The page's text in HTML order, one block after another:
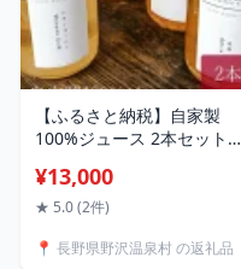
【ふるさと納税】自家製
100%ジュース 2本セット |
ランス 飲み比べ 砂糖不使
用 王林 シナノスイート ふ
秋映 紅玉 フルーツ くだも
¥13,000
★ 5.0 (2件)
📍 長野県野沢温泉村 の返礼品